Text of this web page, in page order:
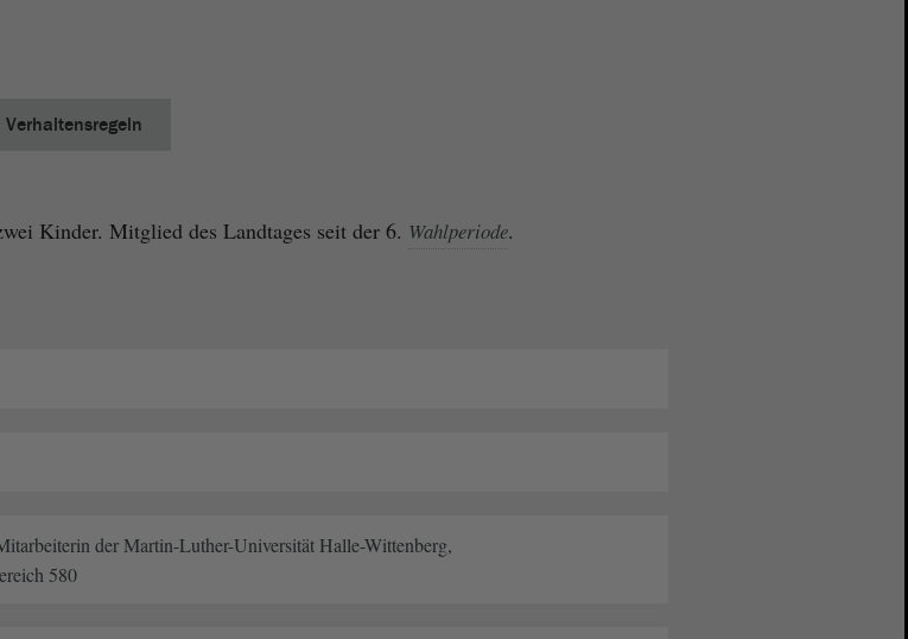
Kinder. Mitglied des Landtages seit der 6. Wahlperiode.
der Martin-Luther-Universität Halle-Wittenberg,
580